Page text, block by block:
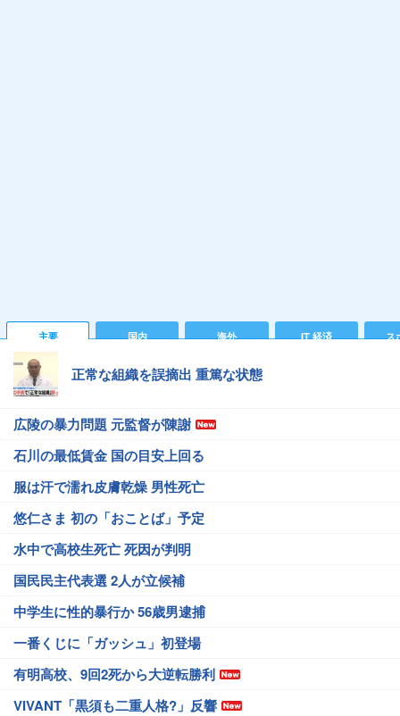
主要 国内 海外 IT 経済 ス
正常な組織を誤摘出 重篤な状態
広陵の暴力問題 元監督が陳謝
石川の最低賃金 国の目安上回る
服は汗で濡れ皮膚乾燥 男性死亡
悠仁さま 初の「おことば」予定
水中で高校生死亡 死因が判明
国民民主代表選 2人が立候補
中学生に性的暴行か 56歳男逮捕
一番くじに「ガッシュ」初登場
有明高校、9回2死から大逆転勝利
VIVANT「黒須も二重人格?」反響